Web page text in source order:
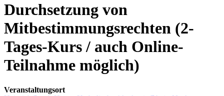
Durchsetzung von
Mitbestimmungsrechten (2-
Tages-Kurs / auch Online-
Teilnahme möglich)
Veranstaltungsort